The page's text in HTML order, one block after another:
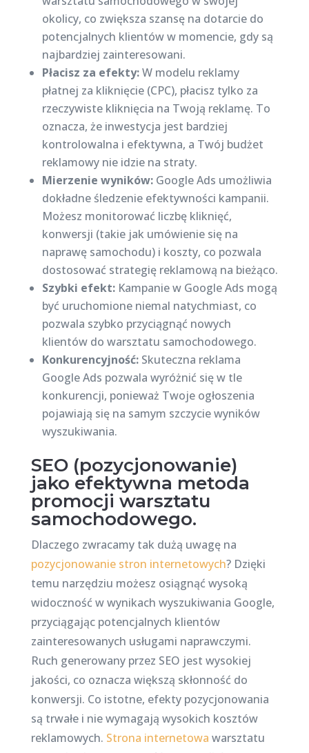
okolicy, co zwiększa szansę na dotarcie do
potencjalnych klientów w momencie, gdy są
najbardziej zainteresowani.
Płacisz za efekty:W modelu reklamy
płatnej za kliknięcie (CPC), płacisz tylko za
rzeczywiste kliknięcia na Twoją reklamę. To
oznacza, że inwestycja jest bardziej
kontrolowalna i efektywna, a Twój budżet
reklamowy nie idzie na straty.
Mierzenie wyników:Google Ads umożliwia
dokładne śledzenie efektywności kampanii.
Możesz monitorować liczbę kliknięć,
konwersji (takie jak umówienie się na
naprawę samochodu) i koszty, co pozwala
dostosować strategię reklamową na bieżąco.
Szybki efekt:Kampanie w Google Ads mogą
być uruchomione niemal natychmiast, co
pozwala szybko przyciągnąć nowych
klientów do warsztatu samochodowego.
Konkurencyjność:Skuteczna reklama
Google Ads pozwala wyróżnić się w tle
konkurencji, ponieważ Twoje ogłoszenia
pojawiają się na samym szczycie wyników
wyszukiwania.
SEO (pozycjonowanie)
jako efektywna metoda
promocji warsztatu
samochodowego.
Dlaczego zwracamy tak dużą uwagę na
pozycjonowanie stron internetowych? Dzięki
temu narzędziu możesz osiągnąć wysoką
widoczność w wynikach wyszukiwania Google,
przyciągając potencjalnych klientów
zainteresowanych usługami naprawczymi.
Ruch generowany przez SEO jest wysokiej
jakości, co oznacza większą skłonność do
konwersji. Co istotne, efekty pozycjonowania
są trwałe i nie wymagają wysokich kosztów
reklamowych. Strona internetowa warsztatu